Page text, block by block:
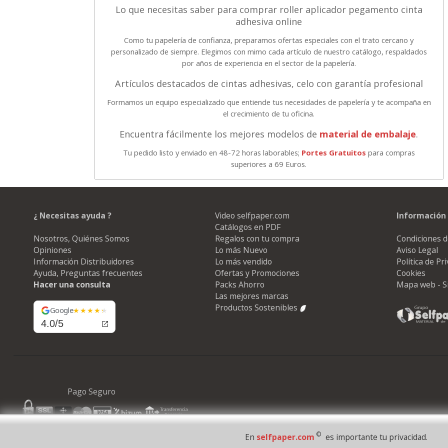
Lo que necesitas saber para comprar roller aplicador pegamento cinta
adhesiva online
Como tu papelería de confianza, preparamos ofertas especiales con el trato cercano y
personalizado de siempre. Elegimos con mimo cada artículo de nuestro catálogo, respaldados
por años de experiencia en el sector de la papelería.
Artículos destacados de cintas adhesivas, celo con garantía profesional
Formamos un equipo especializado que entiende tus necesidades de papelería y te acompaña en
el crecimiento de tu oficina.
Encuentra fácilmente los mejores modelos de material de embalaje.
Tu pedido listo y enviado en 48-72 horas laborables; Portes Gratuitos para compras
superiores a 69 Euros.
¿ Necesitas ayuda ?
Nosotros, Quiénes Somos
Opiniones
Información Distribuidores
Ayuda, Preguntas frecuentes
Hacer una consulta
Google
4.0/5
Video selfpaper.com
Catálogos en PDF
Regalos con tu compra
Lo más Nuevo
Lo más vendido
Ofertas y Promociones
Packs Ahorro
Las mejores marcas
Productos Sostenibles
Información
Condiciones
Aviso Legal
Política de
Cookies
Mapa web -
Pago Seguro
En selfpaper.com © es importante tu privacidad.